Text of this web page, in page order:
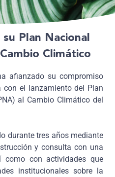
Plan Nacional
Climático
afianzado su compromiso
el lanzamiento del Plan
al Cambio Climático del
durante tres años mediante
y consulta con una
como con actividades que
institucionales sobre la